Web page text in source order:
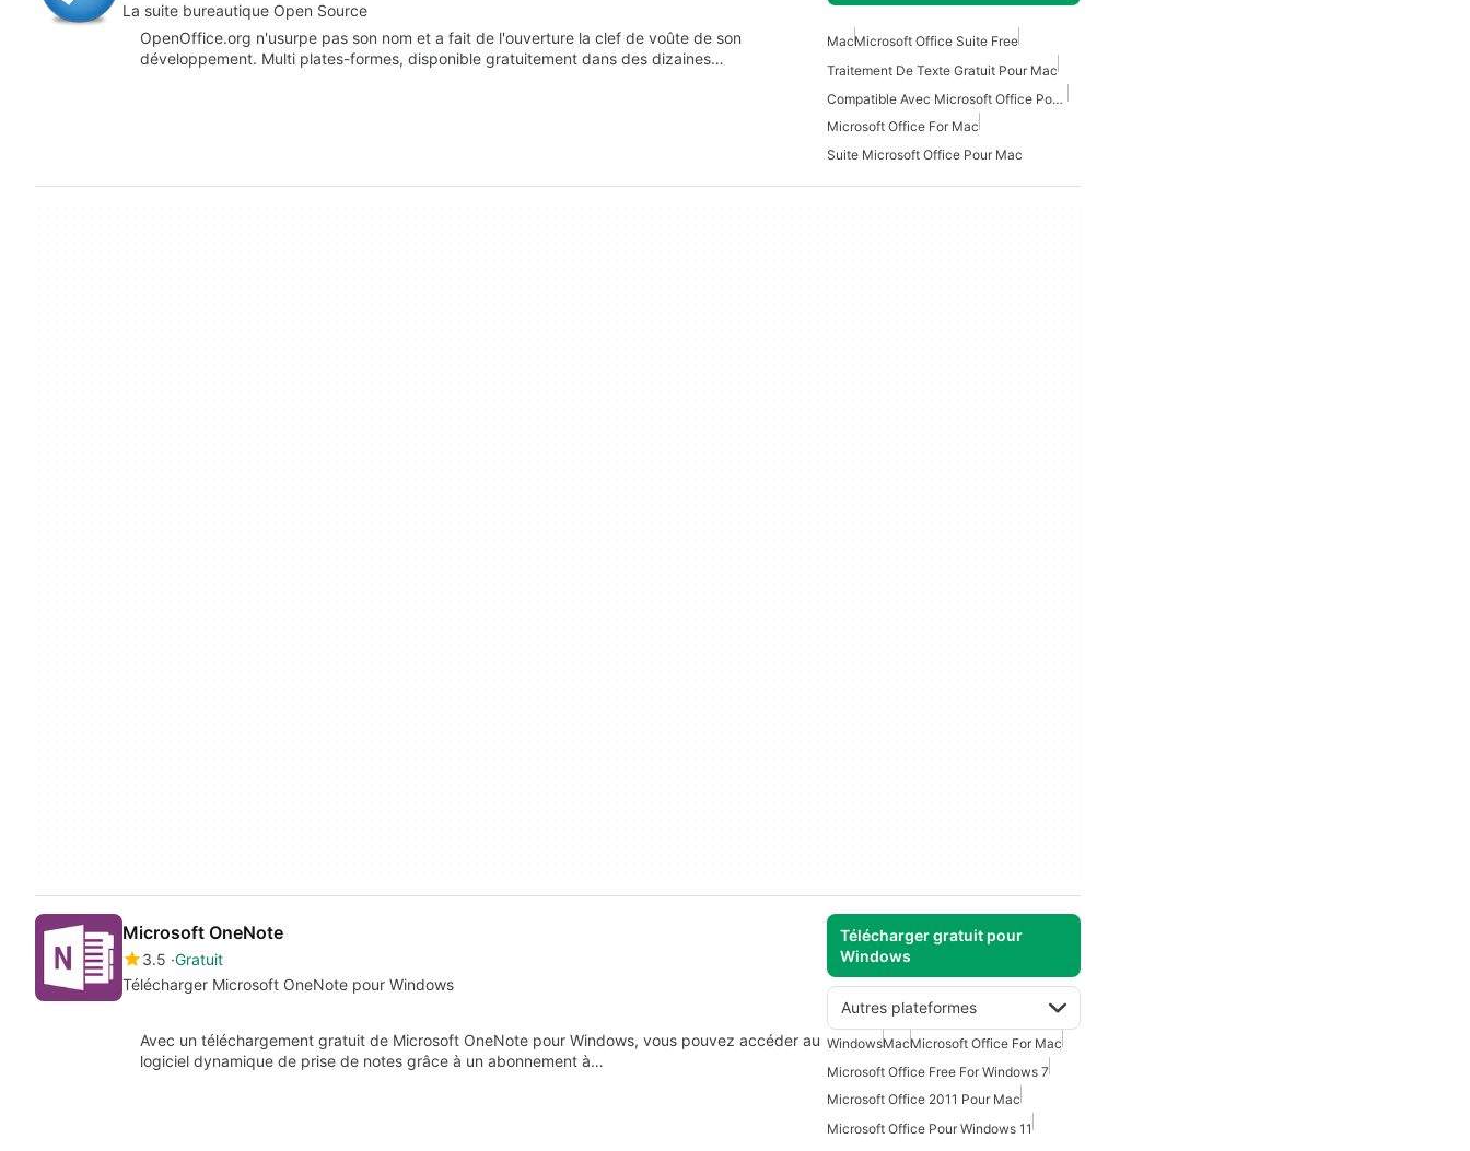
La suite bureautique Open Source
OpenOffice.org n'usurpe pas son nom et a fait de l'ouverture la clef de voûte de son
développement. Multi plates-formes, disponible gratuitement dans des dizaines…
MacMicrosoft Office Suite Free
Traitement De Texte Gratuit Pour Mac
Compatible Avec Microsoft Office Pour Mac
Microsoft Office For Mac
Suite Microsoft Office Pour Mac
Microsoft OneNote
3.5 Gratuit
Télécharger Microsoft OneNote pour Windows
Télécharger gratuit pour
Windows
Autres plateformes
Avec un téléchargement gratuit de Microsoft OneNote pour Windows, vous pouvez accéder au
logiciel dynamique de prise de notes grâce à un abonnement à…
WindowsMacMicrosoft Office For Mac
Microsoft Office Free For Windows 7
Microsoft Office 2011 Pour Mac
Microsoft Office Pour Windows 11